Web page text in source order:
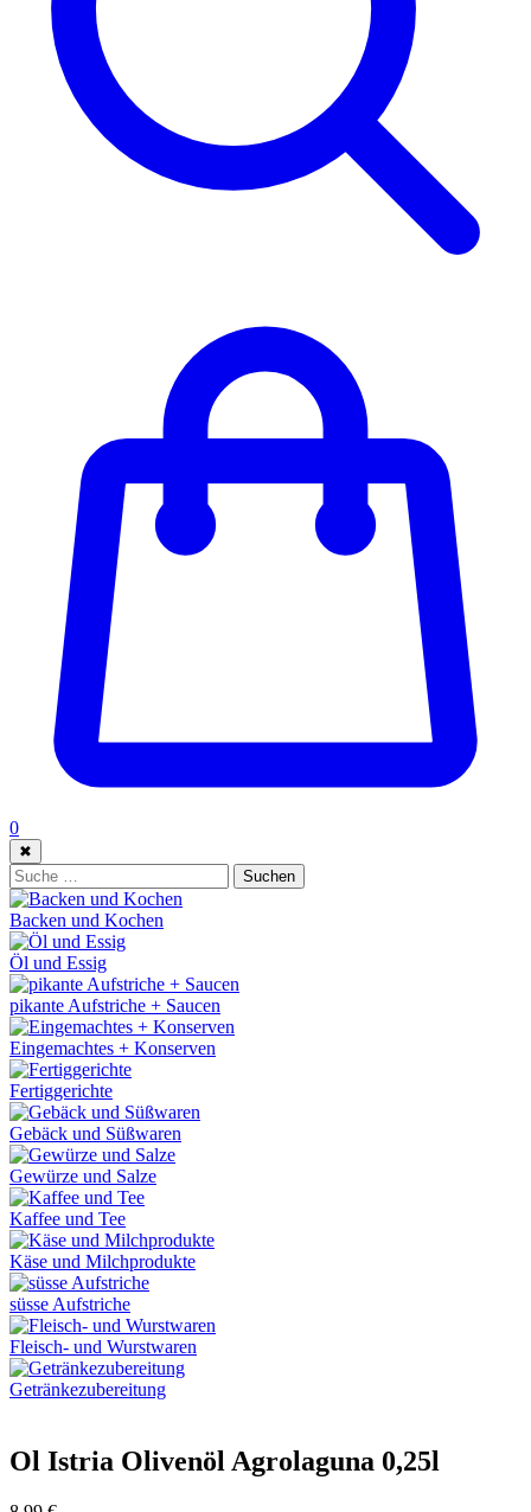
0
✖
Suche: Suchen
Backen und Kochen
Öl und Essig
pikante Aufstriche + Saucen
Eingemachtes + Konserven
Fertiggerichte
Gebäck und Süßwaren
Gewürze und Salze
Kaffee und Tee
Käse und Milchprodukte
süsse Aufstriche
Fleisch- und Wurstwaren
Getränkezubereitung
Ol Istria Olivenöl Agrolaguna 0,25l